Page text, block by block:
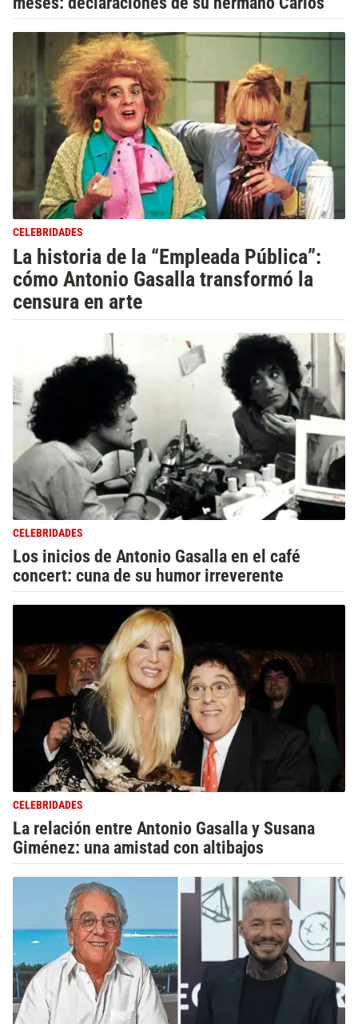
CELEBRIDADES
La historia de la “Empleada Pública”:
cómo Antonio Gasalla transformó la
censura en arte
CELEBRIDADES
Los inicios de Antonio Gasalla en el café
concert: cuna de su humor irreverente
CELEBRIDADES
La relación entre Antonio Gasalla y Susana
Giménez: una amistad con altibajos